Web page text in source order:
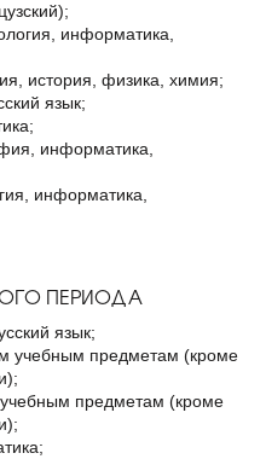
информатика,
история, физика, химия;
язык;
информатика,
информатика,
ПЕРИОДА
язык;
учебным предметам (кроме
предметам (кроме